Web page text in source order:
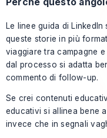
Le linee guida di
queste storie in più
viaggiare tra campagne
dal processo si adatta
commento di follow-up.
Se crei contenuti
educativi si allinea bene
invece che in segnali